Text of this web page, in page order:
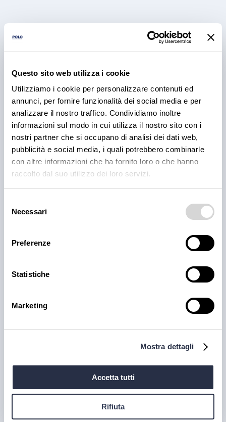
Questo sito web utilizza i cookie
Utilizziamo i cookie per personalizzare contenuti ed
annunci, per fornire funzionalità dei social media e per
analizzare il nostro traffico. Condividiamo inoltre
informazioni sul modo in cui utilizza il nostro sito con i
nostri partner che si occupano di analisi dei dati web,
pubblicità e social media, i quali potrebbero combinarle
con altre informazioni che ha fornito loro o che hanno
raccolto dal suo utilizzo dei loro servizi.
delNecessari
Preferenze
Statistiche
Marketing
Mostra dettagli
Accetta tutti
Rifiuta
PRODOTTI
Cantina Valle Isarco:
responsabilità e amore per il
territorio
Cantina Valle Isarco è sinonimo di eccellenza: i vini
dell'Alto Adige grazie all'altissima qualità delle uve e
alla lavorazione accurata e meticolosa.
30 lug 2026
Il trionfo del gusto con la
Carne Iberica: le nostre
proposte
La carne iberica è una vera eccellenza gastronomica,
famosa per il suo sapore unico e la sua qualità